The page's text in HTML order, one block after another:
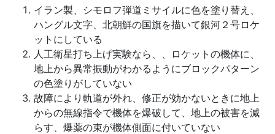
イラン製、シモロフ弾道ミサイルに色を塗り替え、
ハングル文字、北朝鮮の国旗を描いて銀河２号ロケ
ットにしている
人工衛星打ち上げ実験なら、、ロケットの機体に、
地上から異常振動がわかるようにブロックパターン
の色塗りがしていない
故障により軌道が外れ、修正が効かないときに地上
からの無線指令で機体を爆破して、地上の被害を減
らす、爆薬の束が機体側面に付いていない